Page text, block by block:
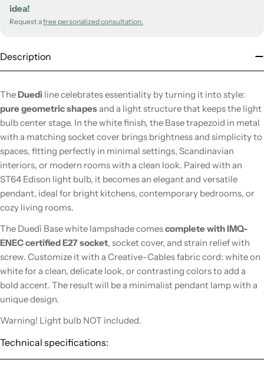
idea!
Request afree personalized consultation.
Description
TheDuedì line celebrates essentiality by turning it into style:
pure geometric shapesand a light structure that keeps the light
bulb center stage. In the white finish, the Base trapezoid in metal
with a matching socket cover brings brightness and simplicity to
spaces, fitting perfectly in minimal settings, Scandinavian
interiors, or modern rooms with a clean look. Paired with an
ST64 Edison light bulb, it becomes an elegant and versatile
pendant, ideal for bright kitchens, contemporary bedrooms, or
cozy living rooms.
The Duedì Base white lampshade comescomplete with IMQ-
ENEC certified E27 socket, socket cover, and strain relief with
screw. Customize it with a Creative-Cables fabric cord: white on
white for a clean, delicate look, or contrasting colors to add a
bold accent. The result will be a minimalist pendant lamp with a
unique design.
Warning! Light bulb NOT included.
Technical specifications: